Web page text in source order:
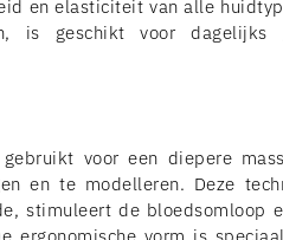
en elasticiteit van alle
is geschikt voor dagelijks
voor een diepere
en te modelleren. Deze
stimuleert de bloedsomloop